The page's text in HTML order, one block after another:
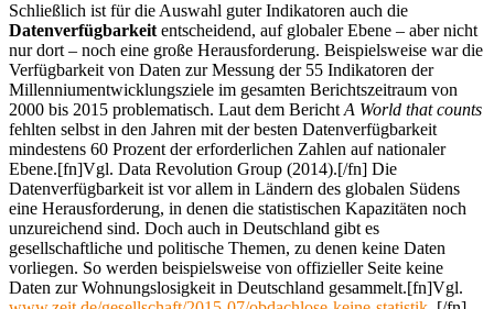
Schließlich ist für die Auswahl guter Indikatoren auch die
Datenverfügbarkeitentscheidend, auf globaler Ebene – aber nicht
nur dort – noch eine große Herausforderung. Beispielsweise war die
Verfügbarkeit von Daten zur Messung der 55 Indikatoren der
Millenniumentwicklungsziele im gesamten Berichtszeitraum von
2000 bis 2015 problematisch. Laut dem BerichtA World that counts
fehlten selbst in den Jahren mit der besten Datenverfügbarkeit
mindestens 60 Prozent der erforderlichen Zahlen auf nationaler
Ebene.[fn]Vgl. Data Revolution Group (2014).[/fn] Die
Datenverfügbarkeit ist vor allem in Ländern des globalen Südens
eine Herausforderung, in denen die statistischen Kapazitäten noch
unzureichend sind. Doch auch in Deutschland gibt es
gesellschaftliche und politische Themen, zu denen keine Daten
vorliegen. So werden beispielsweise von offizieller Seite keine
Daten zur Wohnungslosigkeit in Deutschland gesammelt.[fn]Vgl.